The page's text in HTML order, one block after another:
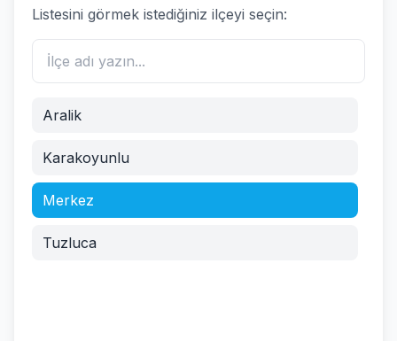
Listesini görmek istediğiniz ilçeyi seçin:
Aralik
Karakoyunlu
Merkez
Tuzluca